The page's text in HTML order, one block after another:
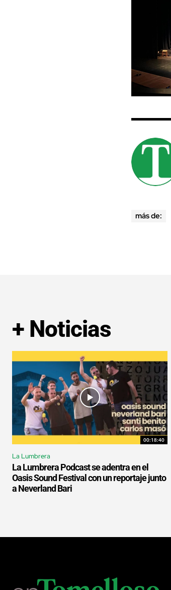
más de:
+ Noticias
00:18:40
La Lumbrera
La Lumbrera Podcast se adentra en el
Oasis Sound Festival con un reportaje junto
a Neverland Bari